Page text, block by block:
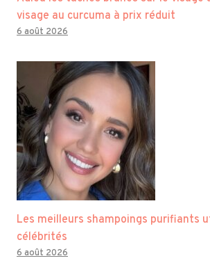
visage au curcuma à prix réduit
6 août 2026
Les meilleurs shampoings purifiants
célébrités
6 août 2026